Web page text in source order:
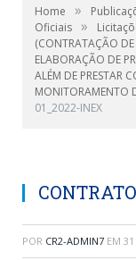
Home »
Oficiais »
(CONTRATAÇÃO DE
ELABORAÇÃO DE
ALÉM DE PRESTAR
MONITORAMENTO
01_2022-INEX
POR CR2-ADMIN7 EM